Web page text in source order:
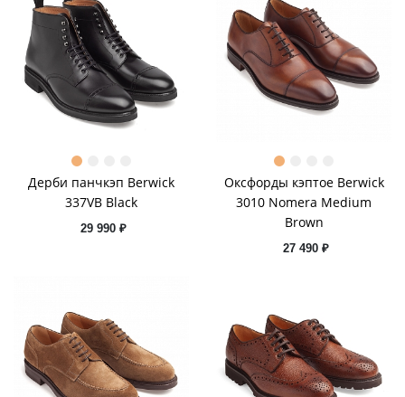
Дерби панчкэп Berwick
337VB Black
29 990 ₽
Оксфорды кэптое Berwick
3010 Nomera Medium
Brown
27 490 ₽